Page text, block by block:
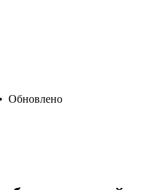
• Обновлено